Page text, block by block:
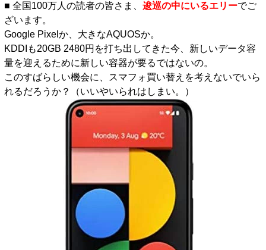
■ 全国100万人の読者の皆さま、 逡巡の中にいるエリーでご
ざいます。
Google Pixelか、大きなAQUOSか。
KDDIも20GB 2480円を打ち出してきた今、新しいデータ容
量を迎えるために新しい容器が要るではないの。
このすばらしい機会に、スマフォ買い替えを考えないでいら
れるだろうか？（いいやいられはしまい。）